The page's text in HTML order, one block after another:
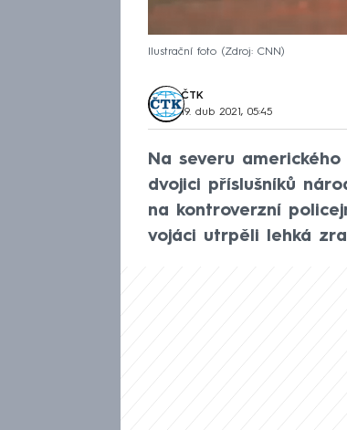
Ilustrační foto Zdroj: CNN
ČTK
19. dub 2021, 05:45
Na severu
dvojici příslušníků
na kontroverzní
vojáci utrpěli lehká